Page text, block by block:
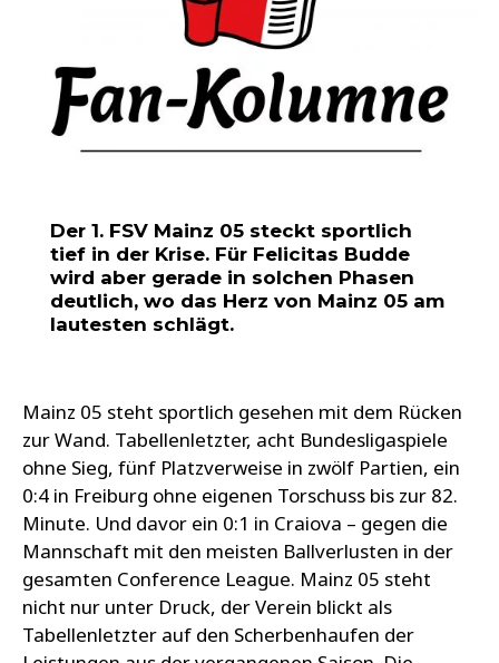
Der 1. FSV Mainz 05 steckt sportlich
tief in der Krise. Für Felicitas Budde
wird aber gerade in solchen Phasen
deutlich, wo das Herz von Mainz 05 am
lautesten schlägt.
Mainz 05 steht sportlich gesehen mit dem Rücken
zur Wand. Tabellenletzter, acht Bundesligaspiele
ohne Sieg, fünf Platzverweise in zwölf Partien, ein
0:4 in Freiburg ohne eigenen Torschuss bis zur 82.
Minute. Und davor ein 0:1 in Craiova – gegen die
Mannschaft mit den meisten Ballverlusten in der
gesamten Conference League. Mainz 05 steht
nicht nur unter Druck, der Verein blickt als
Tabellenletzter auf den Scherbenhaufen der